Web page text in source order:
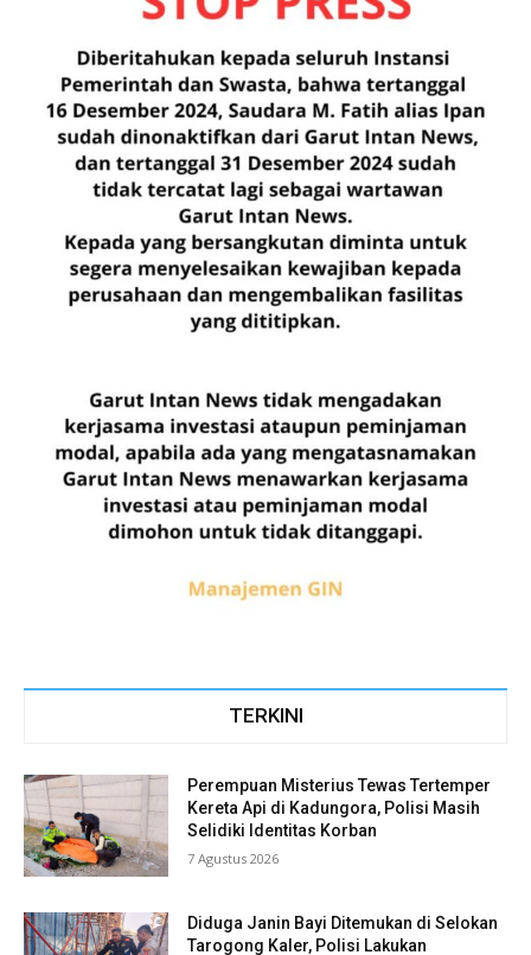
TERKINI
Perempuan Misterius Tewas Tertemper
Kereta Api di Kadungora, Polisi Masih
Selidiki Identitas Korban
7 Agustus 2026
Diduga Janin Bayi Ditemukan di Selokan
Tarogong Kaler, Polisi Lakukan